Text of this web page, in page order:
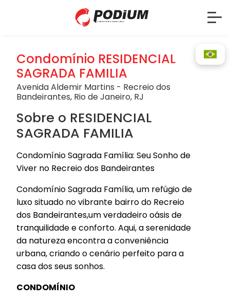
Condomínio RESIDENCIAL
SAGRADA FAMILIA
Avenida Aldemir Martins - Recreio dos
Bandeirantes, Rio de Janeiro, RJ
Sobre o RESIDENCIAL
SAGRADA FAMILIA
Condomínio Sagrada Família: Seu Sonho de
Viver no Recreio dos Bandeirantes
Condomínio Sagrada Família, um refúgio de
luxo situado no vibrante bairro do Recreio
dos Bandeirantes,um verdadeiro oásis de
tranquilidade e conforto. Aqui, a serenidade
da natureza encontra a conveniência
urbana, criando o cenário perfeito para a
casa dos seus sonhos.
CONDOMÍNIO